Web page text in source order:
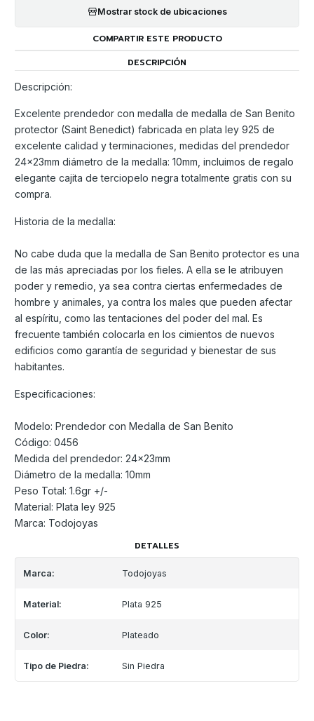
Mostrar stock de ubicaciones
COMPARTIR ESTE PRODUCTO
DESCRIPCIÓN
Descripción:
Excelente prendedor con medalla de medalla de San Benito
protector (Saint Benedict) fabricada en plata ley 925 de
excelente calidad y terminaciones, medidas del prendedor
24x23mm diámetro de la medalla: 10mm, incluimos de regalo
elegante cajita de terciopelo negra totalmente gratis con su
compra.
Historia de la medalla:
No cabe duda que la medalla de San Benito protector es una
de las más apreciadas por los fieles. A ella se le atribuyen
poder y remedio, ya sea contra ciertas enfermedades de
hombre y animales, ya contra los males que pueden afectar
al espíritu, como las tentaciones del poder del mal. Es
frecuente también colocarla en los cimientos de nuevos
edificios como garantía de seguridad y bienestar de sus
habitantes.
Especificaciones:
Modelo: Prendedor con Medalla de San Benito
Código: 0456
Medida del prendedor: 24x23mm
Diámetro de la medalla: 10mm
Peso Total: 1.6gr +/-
Material: Plata ley 925
Marca: Todojoyas
DETALLES
Marca: Todojoyas
Material: Plata 925
Color: Plateado
Tipo de Piedra: Sin Piedra